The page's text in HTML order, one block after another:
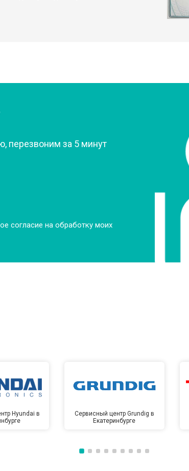
перезвоним за 5 минут
согласие на обработку моих
Hyundai в
Сервисный центр Grundig в
Екатеринбурге